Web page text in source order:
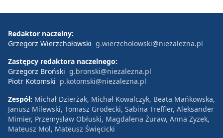
Redaktor naczelny:
Grzegorz Wierzchołowski g.wierzcholowski@niezalezna.pl
Zastępcy redaktora naczelnego:
Grzegorz Broński g.bronski@niezalezna.pl
Piotr Kotomski p.kotomski@niezalezna.pl
Zespół: Michał Dzierżak, Michał Kowalczyk, Beata Mańkowska,
Janusz Milewski, Tomasz Grodecki, Sabina Treffler, Aleksander
Mimier, Przemysław Obłuski, Magdalena Żuraw, Anna Zyzek,
Mateusz Mol, Mateusz Święcicki